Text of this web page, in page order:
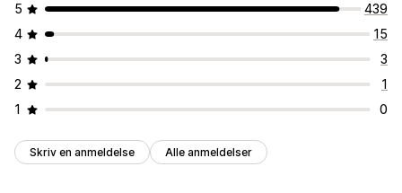
5
439
4
15
3
3
2
1
1
0
Skriv en anmeldelse Alle anmeldelser